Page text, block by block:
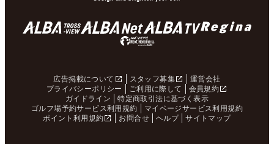
広告掲載について スタッフ募集
運営会社
プライバシーポリシー
ご利用に際して
会員規約
ガイドライン
特定商取引法に基づく表示
ゴルフ場予約サービス利用規約
マイページサービス利用規約
ポイント利用規約
お問合せ ヘルプ サイトマップ